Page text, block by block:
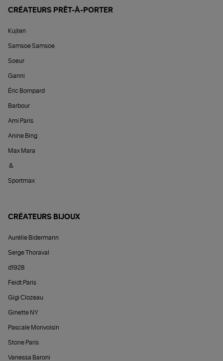
CRÉATEURS PRÊT-À-PORTER
Kujten
Samsoe Samsoe
Soeur
Ganni
Éric Bompard
Barbour
Ami Paris
Anine Bing
Max Mara
&
Sportmax
CRÉATEURS BIJOUX
Aurélie Bidermann
Serge Thoraval
d1928
Feidt Paris
Gigi Clozeau
Ginette NY
Pascale Monvoisin
Stone Paris
Vanessa Baroni